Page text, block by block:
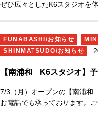
最大人数：20名
受講料：【会員】
【非会員】5,500円
ぜひ広々としたK6スタジオを
FUNABASHI/お知らせ
SHINMATSUDO/お知らせ
【南浦和 K6スタジオ】予
7/3（月）オープンの【南浦和
お電話でも承っております。